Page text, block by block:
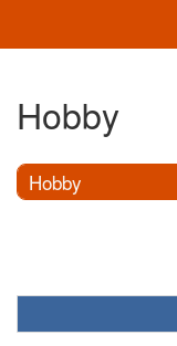
Hobby
Hobby